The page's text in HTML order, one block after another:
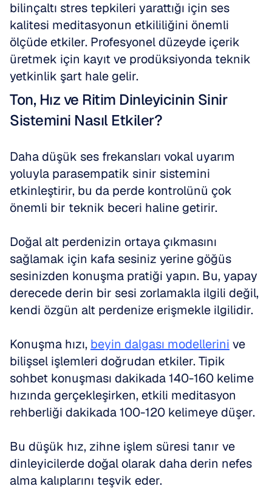
bilinçaltı stres tepkileri yarattığı için ses
kalitesi meditasyonun etkililiğini önemli
ölçüde etkiler. Profesyonel düzeyde içerik
üretmek için kayıt ve prodüksiyonda teknik
yetkinlik şart hale gelir.
Ton, Hız ve Ritim Dinleyicinin Sinir
Sistemini Nasıl Etkiler?
Daha düşük ses frekansları vokal uyarım
yoluyla parasempatik sinir sistemini
etkinleştirir, bu da perde kontrolünü çok
önemli bir teknik beceri haline getirir.
Doğal alt perdenizin ortaya çıkmasını
sağlamak için kafa sesiniz yerine göğüs
sesinizden konuşma pratiği yapın. Bu, yapay
derecede derin bir sesi zorlamakla ilgili değil,
kendi özgün alt perdenize erişmekle ilgilidir.
Konuşma hızı, beyin dalgası modellerini ve
bilişsel işlemleri doğrudan etkiler. Tipik
sohbet konuşması dakikada 140-160 kelime
hızında gerçekleşirken, etkili meditasyon
rehberliği dakikada 100-120 kelimeye düşer.
Bu düşük hız, zihne işlem süresi tanır ve
dinleyicilerde doğal olarak daha derin nefes
alma kalıplarını teşvik eder.